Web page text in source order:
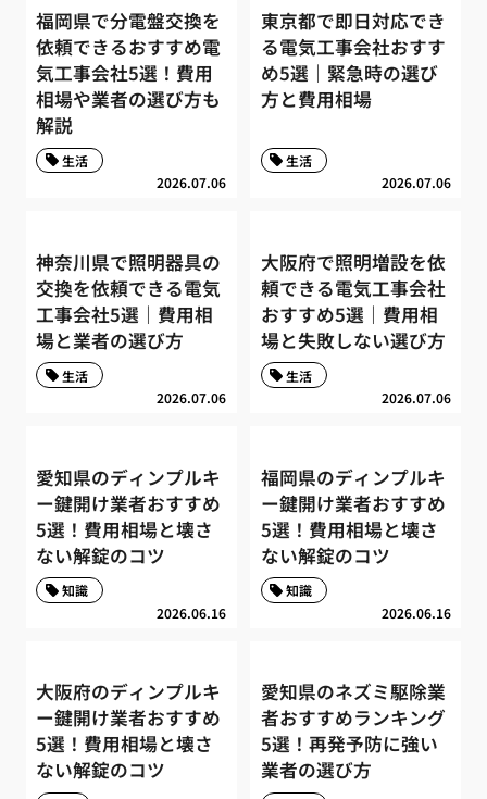
福岡県で分電盤交換を
依頼できるおすすめ電
気工事会社5選！費用
相場や業者の選び方も
解説
2026.07.06
生活
東京都で即日対応でき
る電気工事会社おすす
め5選｜緊急時の選び
方と費用相場
2026.07.06
生活
神奈川県で照明器具の
交換を依頼できる電気
工事会社5選｜費用相
場と業者の選び方
2026.07.06
生活
大阪府で照明増設を依
頼できる電気工事会社
おすすめ5選｜費用相
場と失敗しない選び方
2026.07.06
生活
愛知県のディンプルキ
ー鍵開け業者おすすめ
5選！費用相場と壊さ
ない解錠のコツ
2026.06.16
知識
福岡県のディンプルキ
ー鍵開け業者おすすめ
5選！費用相場と壊さ
ない解錠のコツ
2026.06.16
知識
大阪府のディンプルキ
ー鍵開け業者おすすめ
5選！費用相場と壊さ
ない解錠のコツ
愛知県のネズミ駆除業
者おすすめランキング
5選！再発予防に強い
業者の選び方